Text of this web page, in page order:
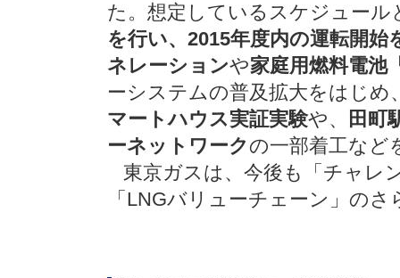
た。想定しているスケジュール
を行い、2015年度内の運転開
ネレーションや家庭用燃料電池
ーシステムの普及拡大をはじめ
マートハウス実証実験や、
田町
ーネットワークの一部着工など
東京ガスは、今後も「チャレ
「LNGバリューチェーン」の